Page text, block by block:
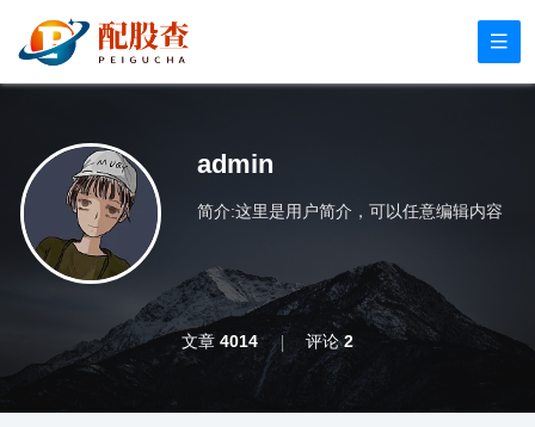
admin
简介:这里是用户简介，可以任意编辑内容
文章 4014 评论2